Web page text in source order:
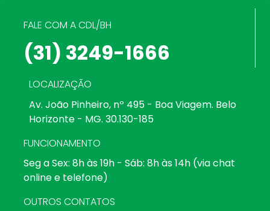
FALE COM A CDL/BH
(31) 3249-1666
LOCALIZAÇÃO
Av. João Pinheiro, nº 495 - Boa Viagem. Belo
Horizonte - MG. 30.130-185
FUNCIONAMENTO
Seg a Sex: 8h às 19h - Sáb: 8h às 14h (via chat
online e telefone)
OUTROS CONTATOS